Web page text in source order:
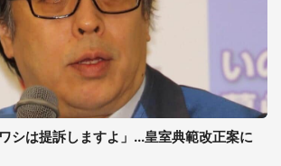
シは提訴しますよ」...皇室典範改正案に